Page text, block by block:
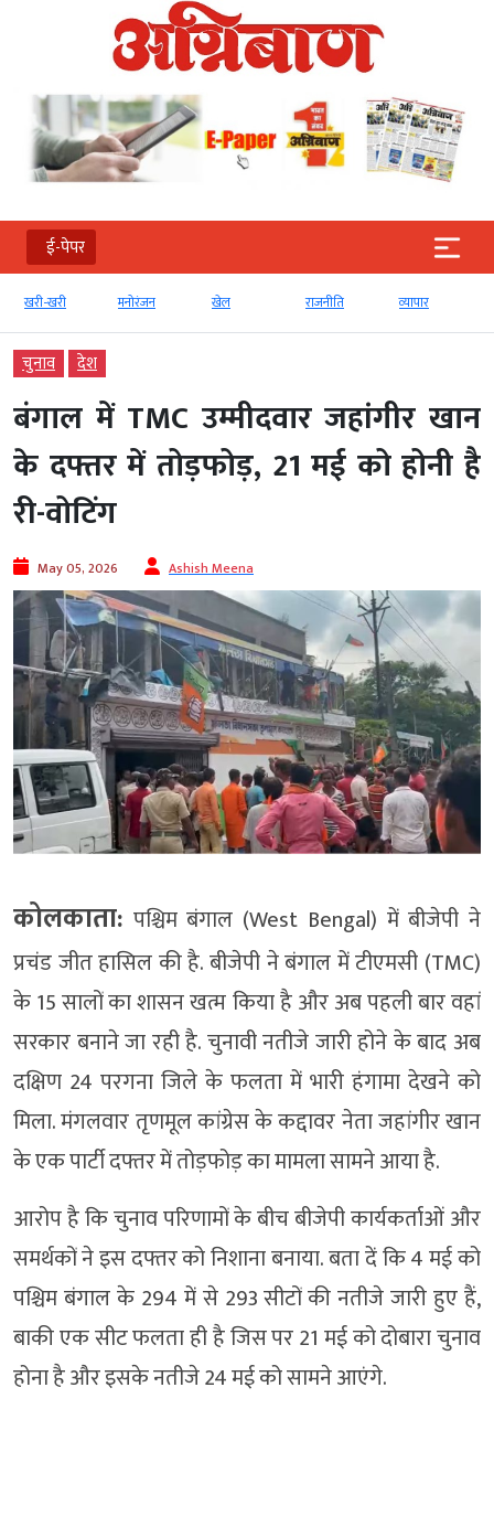
ई-पेपर
मनोरंजन खेल राजनीति व्‍यापार टेक्‍नोलॉजी
चुनाव देश
बंगाल में TMC उम्मीदवार जहांगीर खान
के दफ्तर में तोड़फोड़, 21 मई को होनी है
री-वोटिंग
May 05, 2026 Ashish Meena
कोलकाता: पश्चिम बंगाल (West Bengal) में बीजेपी ने
प्रचंड जीत हासिल की है. बीजेपी ने बंगाल में टीएमसी (TMC)
के 15 सालों का शासन खत्म किया है और अब पहली बार वहां
सरकार बनाने जा रही है. चुनावी नतीजे जारी होने के बाद अब
दक्षिण 24 परगना जिले के फलता में भारी हंगामा देखने को
मिला. मंगलवार तृणमूल कांग्रेस के कद्दावर नेता जहांगीर खान
के एक पार्टी दफ्तर में तोड़फोड़ का मामला सामने आया है.
आरोप है कि चुनाव परिणामों के बीच बीजेपी कार्यकर्ताओं और
समर्थकों ने इस दफ्तर को निशाना बनाया. बता दें कि 4 मई को
पश्चिम बंगाल के 294 में से 293 सीटों की नतीजे जारी हुए हैं,
बाकी एक सीट फलता ही है जिस पर 21 मई को दोबारा चुनाव
होना है और इसके नतीजे 24 मई को सामने आएंगे.